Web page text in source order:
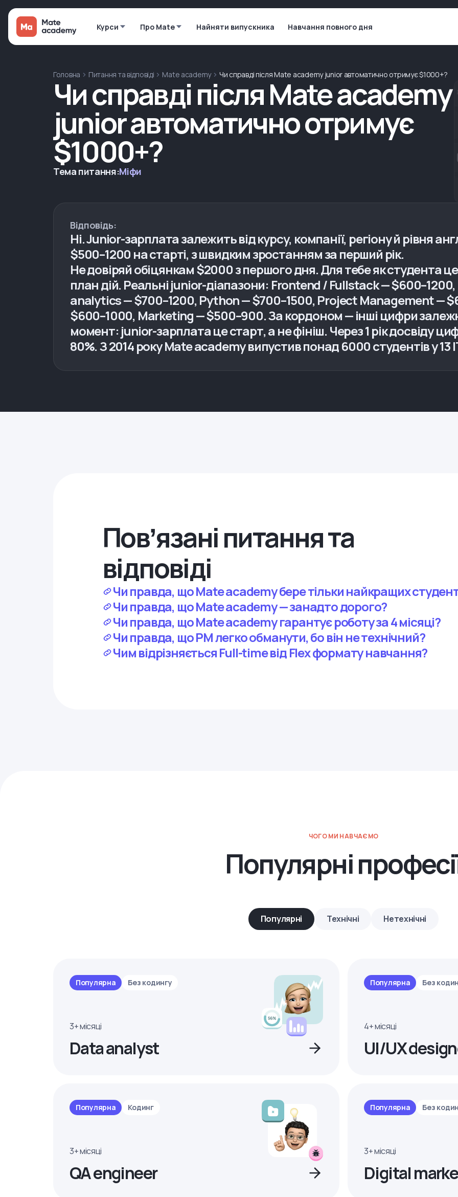
Курси Про Mate Найняти випускника Навчання повного дня
Головна Питання та відповіді Mate academy Чи справді після Mate academy junior автоматично отримує $1000+?
Чи справді після Mate academy
junior автоматично отримує
$1000+?
Тема питання:Міфи
Відповідь:
Ні. Junior-зарплата залежить від курсу, компанії, регіону й рівня
$500–1200 на старті, з швидким зростанням за перший рік.
Не довіряй обіцянкам $2000 з першого дня. Для тебе як студента це
план дій. Реальні junior-діапазони: Frontend / Fullstack —
analytics — $700–1200, Python — $700–1500, Project Management —
$600–1000, Marketing — $500–900. За кордоном — інші цифри
момент: junior-зарплата це старт, а не фініш. Через 1 рік досвіду
80%. З 2014 року Mate academy випустив понад 6000 студентів у 13
Повʼязані питання та
відповіді
Чи правда, що Mate academy бере тільки найкращих
Чи правда, що Mate academy — занадто дорого?
Чи правда, що Mate academy гарантує роботу за 4 місяці?
Чи правда, що PM легко обманути, бо він не технічний?
Чим відрізняється Full-time від Flex формату навчання?
ЧОГО МИ НАВЧАЄМО
Популярні
Популярні Технічні Нетехнічні
Популярна Без кодингу
3+ місяці
Data analyst
Популярна Без
4+ місяці
UI/UX
Популярна Кодинг
3+ місяці
QA engineer
Популярна Без
3+ місяці
Digital